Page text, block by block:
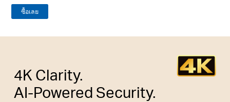
ซื้อเลย
4K Clarity.
AI-Powered Security.